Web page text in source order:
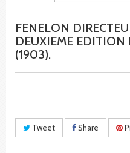
FENELON
DEUXIEME EDITION
(1903).
Tweet Share